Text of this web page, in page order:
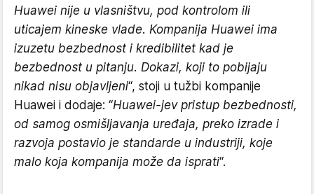
Huawei nije u vlasništvu, pod kontrolom ili
uticajem kineske vlade. Kompanija Huawei ima
izuzetu bezbednost i kredibilitet kad je
bezbednost u pitanju. Dokazi, koji to pobijaju
nikad nisu objavljeni“, stoji u tužbi kompanije
Huawei i dodaje: “Huawei-jev pristup bezbednosti,
od samog osmišljavanja uređaja, preko izrade i
razvoja postavio je standarde u industriji, koje
malo koja kompanija može da isprati“.